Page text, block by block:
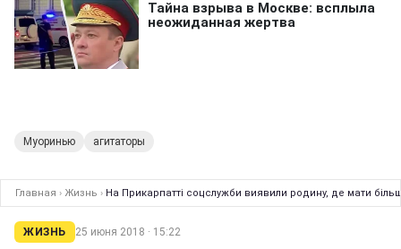
Муоринью агитаторы
Главная › Жизнь › На Прикарпатті соцслужби виявили родину, де мати
ЖИЗНЬ 25 июня 2018 · 15:22